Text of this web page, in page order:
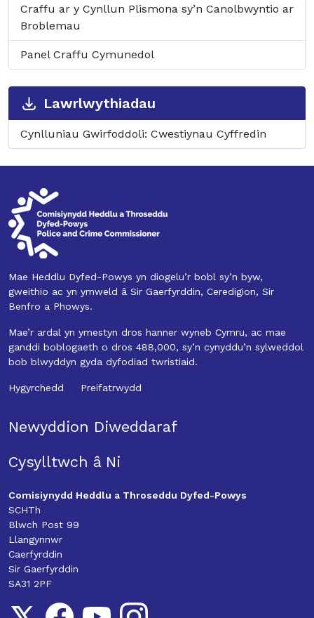
Craffu ar y Cynllun Plismona sy’n Canolbwyntio ar
Broblemau
Panel Craffu Cymunedol
Lawrlwythiadau
Cynlluniau Gwirfoddoli: Cwestiynau Cyffredin
Mae Heddlu Dyfed-Powys yn diogelu’r bobl sy’n byw,
gweithio ac yn ymweld â Sir Gaerfyrddin, Ceredigion, Sir
Benfro a Phowys.
Mae’r ardal yn ymestyn dros hanner wyneb Cymru, ac mae
ganddi boblogaeth o dros 488,000, sy’n cynyddu’n sylweddol
bob blwyddyn gyda dyfodiad twristiaid.
Hygyrchedd Preifatrwydd
Newyddion Diweddaraf
Cysylltwch â Ni
Comisiynydd Heddlu a Throseddu Dyfed-Powys
SCHTh
Blwch Post 99
Llangynnwr
Caerfyrddin
Sir Gaerfyrddin
SA31 2PF